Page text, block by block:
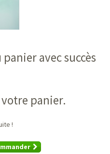
avec succès
panier.
!